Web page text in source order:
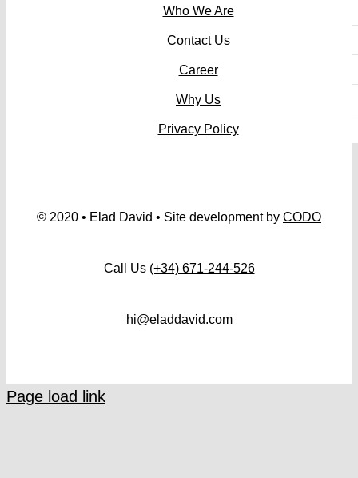
Who We Are
Contact Us
Career
Why Us
Privacy Policy
© 2020 • Elad David • Site development by CODO
Call Us (+34) 671-244-526
hi@eladdavid.com
Page load link